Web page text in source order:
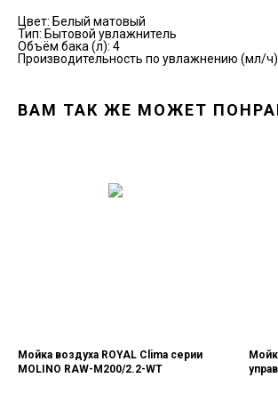
Цвет: Белый матовый
Тип: Бытовой увлажнитель
Объём бака (л): 4
Производительность по увлажнению (мл/
ВАМ ТАК ЖЕ МОЖЕТ
Мойка воздуха ROYAL Clima серии
MOLINO RAW-M200/2.2-WT